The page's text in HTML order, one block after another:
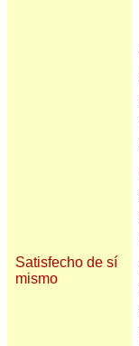
Satisfecho de sí
mismo